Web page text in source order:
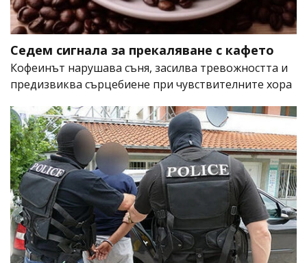
Седем сигнала за прекаляване с кафето
Кофеинът нарушава съня, засилва тревожността и
предизвиква сърцебиене при чувствителните хора